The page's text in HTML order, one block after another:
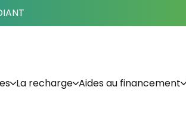
La recharge Aides au financement